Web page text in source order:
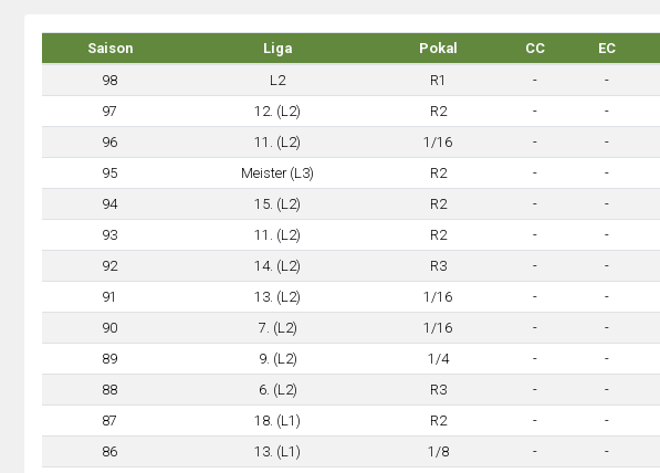
Saison Liga Pokal CC EC
98
L2 R1 - -
97
12. (L2) R2 - -
96
11. (L2) 1/16 - -
95
Meister (L3) R2 - -
94
15. (L2) R2 - -
93
11. (L2) R2 - -
92
14. (L2) R3 - -
91
13. (L2) 1/16 - -
90
7. (L2) 1/16 - -
89
9. (L2) 1/4 - -
88
6. (L2) R3 - -
87
18. (L1) R2 - -
86
13. (L1) 1/8 - -